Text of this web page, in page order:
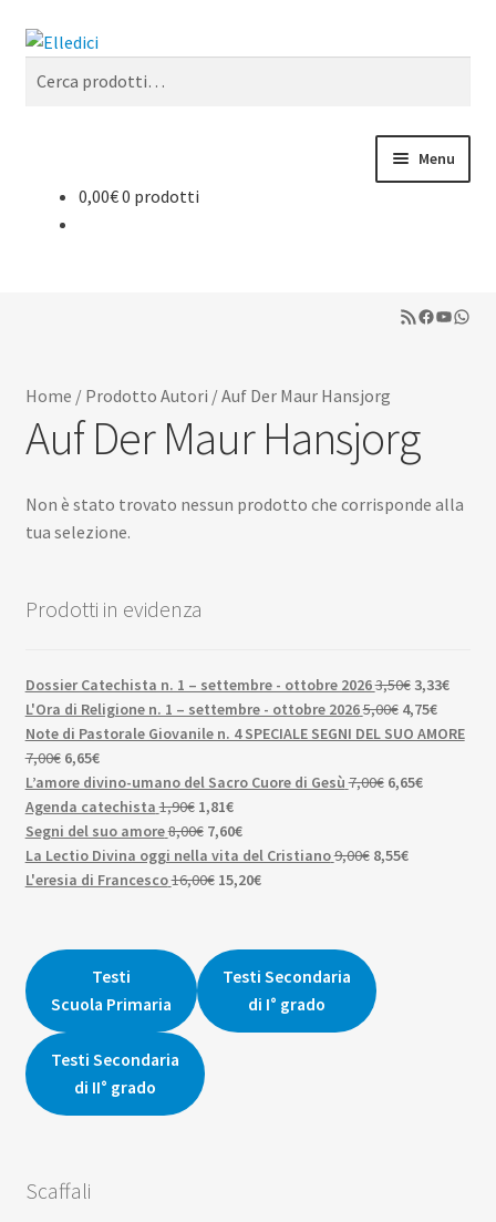
Vai
navigazione
Vai
contenuto
Cerca
Menu
Libreria Online
menu
Sussidi
Riviste
menu
Scuola
Don Bosco
0,00€0 prodotti
RSS FeedFacebook
Home / Prodotto Autori /Auf Der Maur Hansjorg
Auf Der Maur Hansjorg
Non è stato trovato nessun prodotto che corrisponde alla
tua selezione.
Prodotti in evidenza
Dossier Catechista n. 1 – settembre - ottobre 20263,50€ Il
prezzo
originale
3,50€.
3,33€Il
attuale
L'Ora di Religione n. 1 – settembre - ottobre 20265,00€ Il
prezzo
era:
4,75€Il
prezzo
Note di Pastorale Giovanile n. 4 SPECIALE SEGNI DEL SUO AMORE
7,00€ Il
prezzo
originale
era:
7,00€.
6,65€Il
prezzo
attuale
è:
6,65€.
L’amore divino-umano del Sacro Cuore di Gesù 7,00€ Il
era:
6,65€Il
Agenda catechista 1,90€ Il
prezzo
originale
era:
1,81€Il
prezzo
attuale
è:
Segni del suo amore8,00€ Il
prezzo
originale
7,60€Il
prezzo
attuale
La Lectio Divina oggi nella vita del Cristiano9,00€ Il8,55€Il
L'eresia di Francesco16,00€ Il
era:
16,00€.
15,20€Il
è:
15,20€.
Testi
Scuola Primaria
Testi Secondaria
di I° grado
Testi Secondaria
di II° grado
Scaffali